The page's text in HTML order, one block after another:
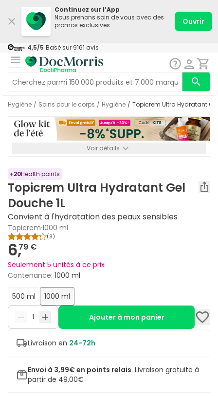
Continuez sur l’App
Nous prenons soin de vous avec des
promos exclusives
Ouvrir
4,5/5 Basé sur 9161 avis
Hygiène / Soins pour le corps / Hygiène / Topicrem Ultra Hydratant
Voir détails
+20Health points
Topicrem Ultra Hydratant Gel
Douche 1L
Convient à l'hydratation des peaux sensibles
Topicrem·1000 ml
(8)
6,79 €
Seulement 5 unités à ce prix
Contenance: 1000 ml
500 ml 1000 ml
Ajouter à mon panier
Livraison en 24-72h
Envoi à 3,99€ en points relais. Livraison gratuite à
partir de 49,00€